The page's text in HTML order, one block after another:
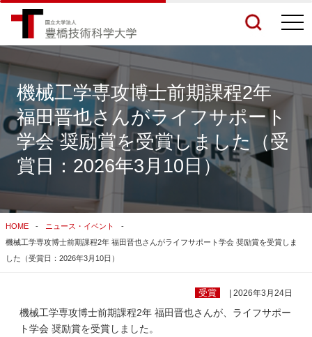
検索結果をもっと見る
関連サイトすべてを検索する
機械工学専攻博士前期課程2年
福田晋也さんがライフサポート
学会 奨励賞を受賞しました（受
賞日：2026年3月10日）
HOME
ニュース・イベント
機械工学専攻博士前期課程2年 福田晋也さんがライフサポート学会 奨励賞を受賞しま
した（受賞日：2026年3月10日）
受賞 | 2026年3月24日
機械工学専攻博士前期課程2年 福田晋也さんが、ライフサポー
ト学会 奨励賞を受賞しました。